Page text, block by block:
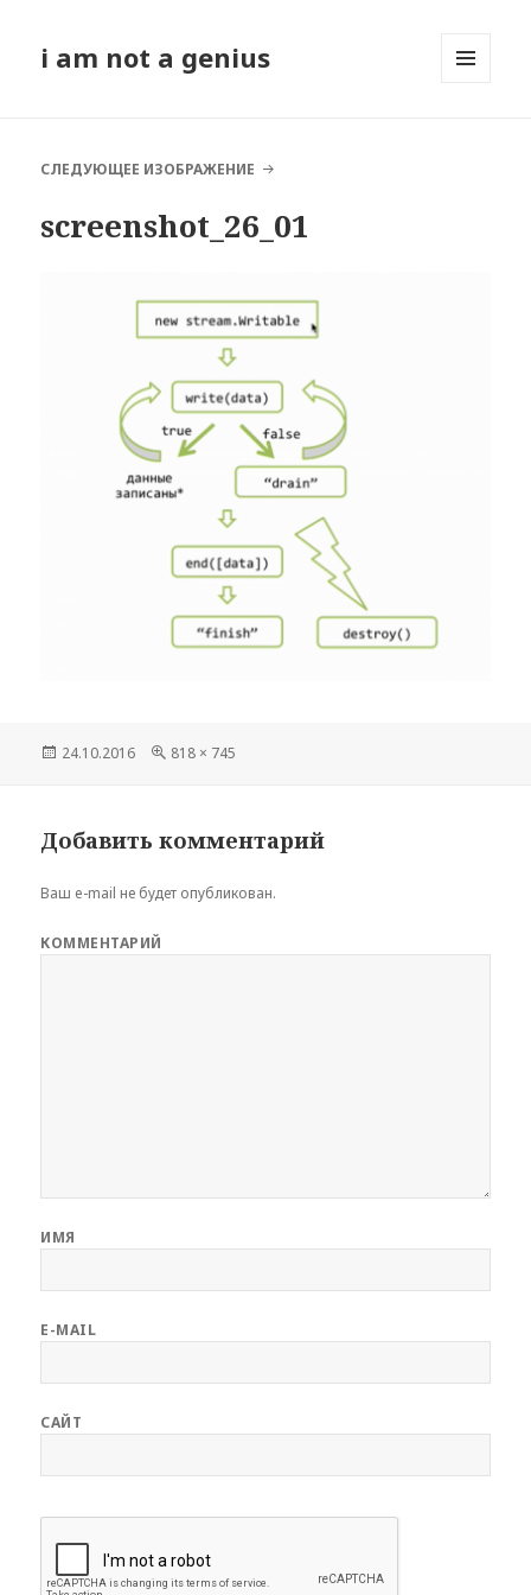
i am not a genius
СЛЕДУЮЩЕЕ ИЗОБРАЖЕНИЕ
screenshot_26_01
Опубликовано
24.10.2016
Полный
818 × 745
Добавить комментарий
Ваш e-mail не будет опубликован.
КОММЕНТАРИЙ
ИМЯ
E-MAIL
САЙТ